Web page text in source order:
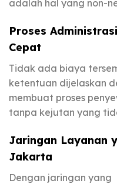
adalah hal yang non-
Proses
Cepat
Tidak ada biaya
ketentuan dijelaskan
membuat proses
tanpa kejutan yang
Jaringan Layanan
Jakarta
Dengan jaringan yang